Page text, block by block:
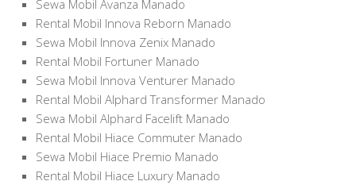
Sewa Mobil Avanza Manado
Rental Mobil Innova Reborn Manado
Sewa Mobil Innova Zenix Manado
Rental Mobil Fortuner Manado
Sewa Mobil Innova Venturer Manado
Rental Mobil Alphard Transformer Manado
Sewa Mobil Alphard Facelift Manado
Rental Mobil Hiace Commuter Manado
Sewa Mobil Hiace Premio Manado
Rental Mobil Hiace Luxury Manado